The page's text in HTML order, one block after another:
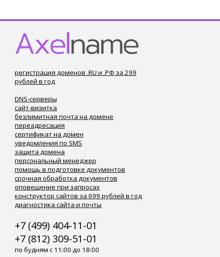
регистрация доменов .RU и .РФ за 299
рублей в год
DNS-серверы
сайт-визитка
безлимитная почта на домене
переадресация
сертификат на домен
уведомления по SMS
защита домена
персональный менеджер
помощь в подготовке документов
срочная обработка документов
оповещение при запросах
конструктор сайтов за 699 рублей в год
диагностика сайта и почты
+7 (499) 404-11-01
+7 (812) 309-51-01
по будням с 11:00 до 18:00